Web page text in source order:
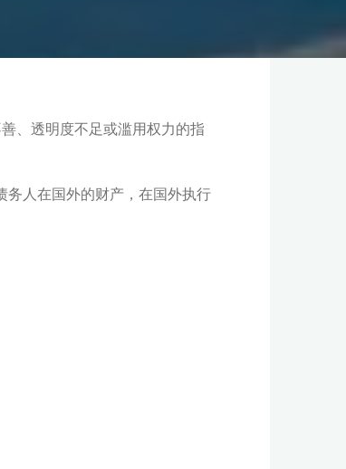
、透明度不足或滥用权力的指
务人在国外的财产，在国外执行